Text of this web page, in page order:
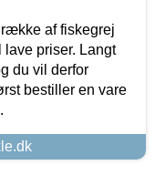
af fiskegrej
priser. Langt
du vil derfor
bestiller en vare